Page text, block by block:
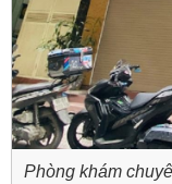
Phòng khám